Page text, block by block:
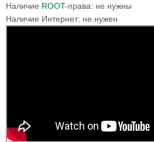
Наличие ROOT-права: не нужны
Наличие Интернет: не нужен